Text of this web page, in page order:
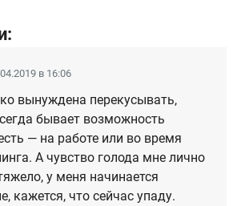
в 16:06
вынуждена перекусывать,
бывает возможность
— на работе или во время
А чувство голода мне лично
у меня начинается
кажется, что сейчас упаду.